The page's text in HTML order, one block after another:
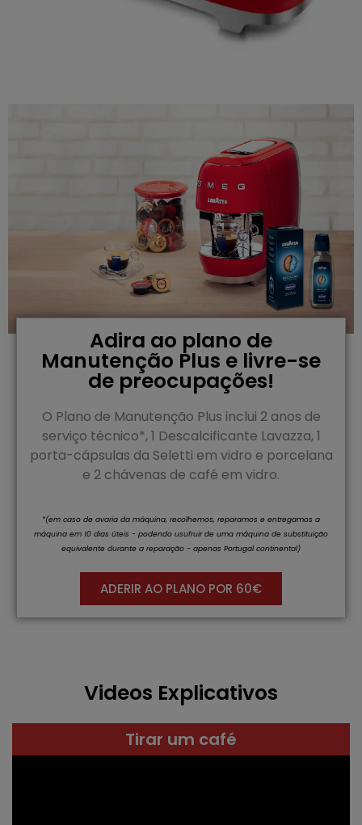
Adira ao plano de
Manutenção Plus e livre-se
de preocupações!
O Plano de Manutenção Plus inclui 2 anos de
serviço técnico*, 1 Descalcificante Lavazza, 1
porta-cápsulas da Seletti em vidro e porcelana
e 2 chávenas de café em vidro.
*(em caso de avaria da máquina, recolhemos, reparamos e entregamos a
máquina em 10 dias úteis - podendo usufruir de uma máquina de substituição
equivalente durante a reparação - apenas Portugal continental)
ADERIR AO PLANO POR 60€
Videos Explicativos
Tirar um café